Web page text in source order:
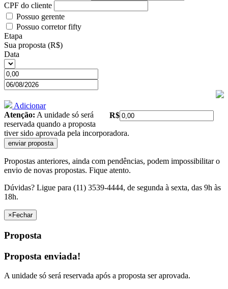
CPF do cliente
Possuo gerente
Possuo corretor fifty
Etapa
Sua proposta (R$)
Data
Adicionar
R$
Atenção: A unidade só será
reservada quando a proposta
tiver sido aprovada pela incorporadora.
Propostas anteriores, ainda com pendências, podem impossibilitar o
envio de novas propostas. Fique atento.
Dúvidas? Ligue para (11) 3539-4444, de segunda à sexta, das 9h às
18h.
× Fechar
Proposta
Proposta enviada!
A unidade só será reservada após a proposta ser aprovada.